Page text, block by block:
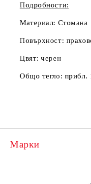
Подробности:
Материал: Стомана
Повърхност:
Цвят:черен
Общо тегло: прибл.
Марки